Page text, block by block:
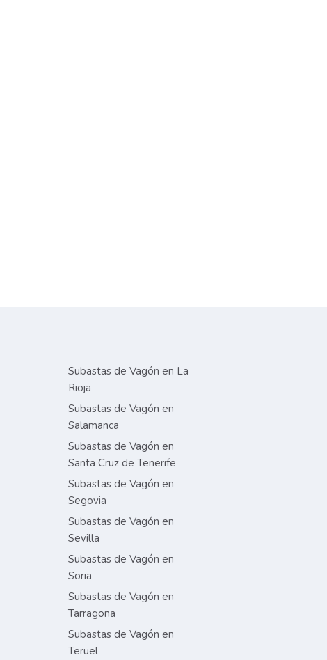
Subastas de Vagón en La
Rioja
Subastas de Vagón en
Salamanca
Subastas de Vagón en
Santa Cruz de Tenerife
Subastas de Vagón en
Segovia
Subastas de Vagón en
Sevilla
Subastas de Vagón en
Soria
Subastas de Vagón en
Tarragona
Subastas de Vagón en
Teruel